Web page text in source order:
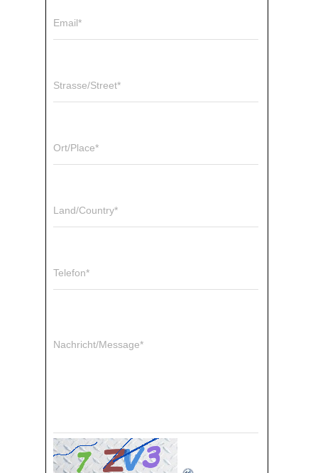
Email*
Strasse/Street*
Ort/Place*
Land/Country*
Telefon*
Nachricht/Message*